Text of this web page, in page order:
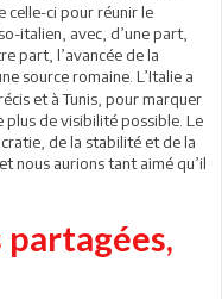
celle-ci pour réunir le
italien, avec, d’une part,
part, l’avancée de la
source romaine. L’Italie a
et à Tunis, pour marquer
plus de visibilité possible. Le
de la stabilité et de la
nous aurions tant aimé qu’il